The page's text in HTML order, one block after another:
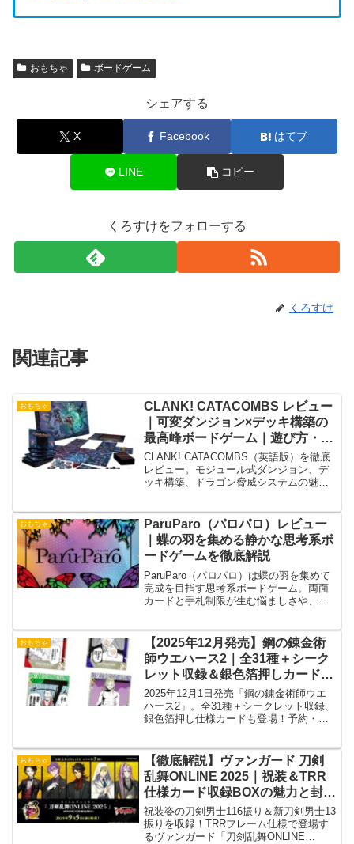
おもちゃ ボードゲーム
シェアする
X Facebook はてブ
LINE コピー
くろすけをフォローする
くろすけ
関連記事
おもちゃ
CLANK! CATACOMBS レビュー
｜可変ダンジョン×デッキ構築の
最高峰ボードゲーム｜遊び方・難
易度・シリーズ比較
CLANK! CATACOMBS（英語版）を徹底
レビュー。モジュール式ダンジョン、デ
ッキ構築、ドラゴン脅威システムの魅力
入判断ポイントまで網羅。
おもちゃ
ParuParo（パロパロ）レビュー
｜蝶の羽を集める静かな思考系ボ
ードゲームを徹底解説
ParuParo（パロパロ）は蝶の羽を集めて
完成を目指す思考系ボードゲーム。両面
カードと手札制限が生む悩ましさや、他
おもちゃ
【2025年12月発売】鋼の錬金術
師ウエハース2｜全31種＋シーク
レット収録＆銀色箔押しカード徹
底解説
2025年12月1日発売「鋼の錬金術師ウエ
ハース2」。全31種＋シークレット収録、
銀色箔押し仕様カードも登場！予約・購
おもちゃ
【徹底解説】ヴァンガード 刀剣
乱舞ONLINE 2025｜祝装＆TRR
仕様カード収録BOXの魅力と封入
率
祝装姿の刀剣男士116振り＆新刀剣男士13
振りを収録！TRRフレーム仕様で登場す
るヴァンガード「刀剣乱舞ONLINE